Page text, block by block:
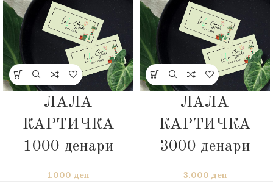
ЛАЛА
КАРТИЧКА
1000 денари
1.000 ден
ЛАЛА
КАРТИЧКА
3000 денари
3.000 ден